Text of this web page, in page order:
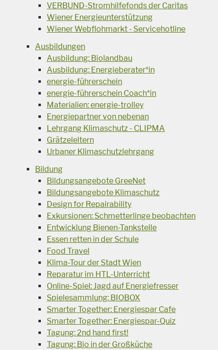
VERBUND-Stromhilfefonds der Caritas
Wiener Energieunterstützung
Wiener Webflohmarkt - Servicehotline
Ausbildungen
Ausbildung: Biolandbau
Ausbildung: Energieberater*in
energie-führerschein
energie-führerschein Coach*in
Materialien: energie-trolley
Energiepartner von nebenan
Lehrgang Klimaschutz - CLIPMA
Grätzeleltern
Urbaner Klimaschutzlehrgang
Bildung
Bildungsangebote GreeNet
Bildungsangebote Klimaschutz
Design for Repairability
Exkursionen: Schmetterlinge beobachten
Entwicklung Bienen-Tankstelle
Essen retten in der Schule
Food Travel
Klima-Tour der Stadt Wien
Reparatur im HTL-Unterricht
Online-Spiel: Jagd auf Energiefresser
Spielesammlung: BIOBOX
Smarter Together: Energiespar Cafe
Smarter Together: Energiespar-Quiz
Tagung: 2nd hand first!
Tagung: Bio in der Großküche